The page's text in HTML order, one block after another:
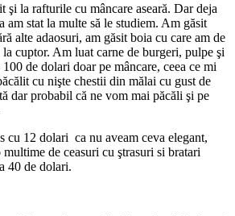
şi la rafturile cu mâncare aseară. Dar deja
am stat la multe să le studiem. Am găsit
alte adaosuri, am găsit boia cu care am de
cuptor. Am luat carne de burgeri, pulpe şi
de dolari doar pe mâncare, ceea ce mi
cu nişte chestii din mălai cu gust de
dar probabil că ne vom mai păcăli şi pe
cu 12 dolari ca nu aveam ceva elegant,
de ceasuri cu ştrasuri si bratari
40 de dolari.